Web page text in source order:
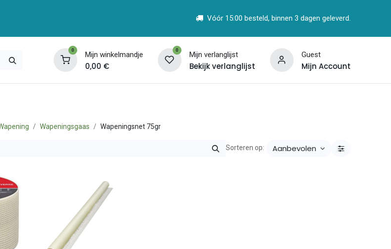
Vóór 15:00 besteld, binnen 3 dagen geleverd.
0 Mijn winkelmandje
0,00 €
0 Mijn verlanglijst
Bekijk verlanglijst
Guest
Mijn Account
Wapeningsgaas Wapeningsnet 75gr
Sorteren op: Aanbevolen